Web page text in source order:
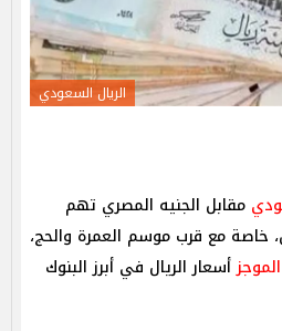
الريال السعودي
مقابل الجنيه المصري تهم
خاصة مع قرب موسم العمرة والحج،
الموجزأسعار الريال في أبرز البنوك